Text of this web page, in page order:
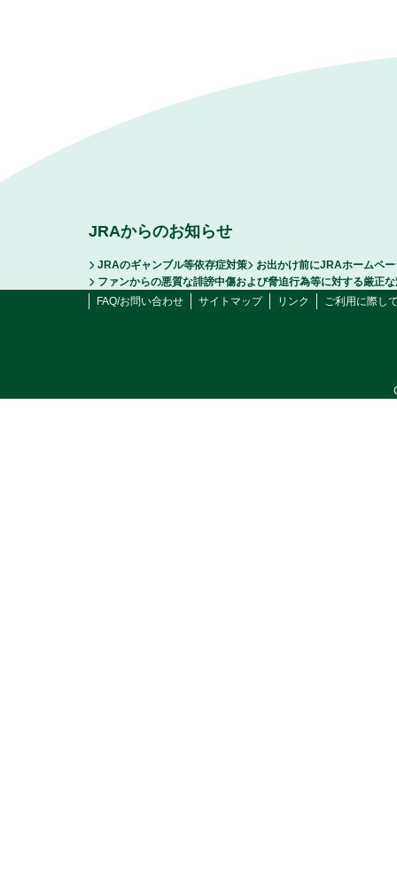
JRAからのお知らせ
JRAのギャンブル等依存症対策
お出かけ前にJRAホームペ
ファンからの悪質な誹謗中傷および脅迫行為等に対する厳正
FAQ/お問い合わせ
サイトマップ リンク ご利用に際し